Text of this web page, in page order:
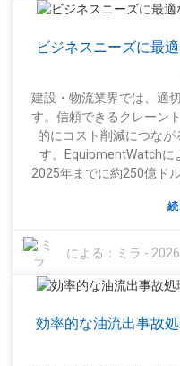
効率性とコストのバラン
境に最適なオプションを
ます。ニーズを適切に評
業でさえ、スタッフを適
を見落としている場合が
将来的に安全上の危険や
ります。過去の失敗を振
界では絶対に不可欠です
ンは生産性を大幅に向上
ビジネスニーズに最
建設・物流業界では、適
す。信頼できるクレーン
的にコスト削減につな
す。EquipmentWatchに
2025年までに約250億ド
ックを選ぶことがいかに
などを最優先に考えるべ
トラックに最新のテレマ
す。これらのシステムを
役立ちます。しかし正直
能を見落としがちで、そ
による： ミラ -
効率的な油流出事故